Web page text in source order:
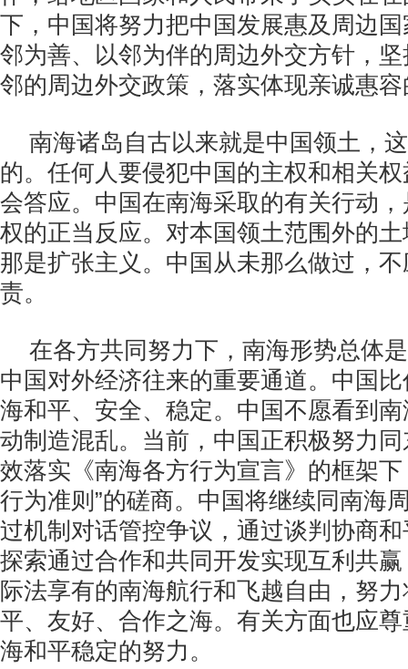
下，中国将努力把中国发展惠及周边
邻为善、以邻为伴的周边外交方针，
邻的周边外交政策，落实体现亲诚惠
南海诸岛自古以来就是中国领土，
的。任何人要侵犯中国的主权和相关
会答应。中国在南海采取的有关行动
权的正当反应。对本国领土范围外的
那是扩张主义。中国从未那么做过，
责。
在各方共同努力下，南海形势总体
中国对外经济往来的重要通道。中国
海和平、安全、稳定。中国不愿看到
动制造混乱。当前，中国正积极努力
效落实《南海各方行为宣言》的框架
行为准则”的磋商。中国将继续同南海
过机制对话管控争议，通过谈判协商
探索通过合作和共同开发实现互利共
际法享有的南海航行和飞越自由，努
平、友好、合作之海。有关方面也应
海和平稳定的努力。